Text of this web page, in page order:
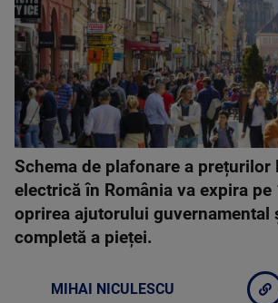
Schema de plafonare a prețurilor
electrică în România va expira
oprirea ajutorului guvernamental
completă a pieței.
MIHAI NICULESCU